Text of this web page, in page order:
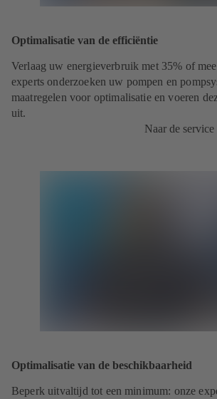
Optimalisatie van de efficiëntie
Verlaag uw energieverbruik met 35% of
experts onderzoeken uw pompen en
maatregelen voor optimalisatie en voeren
uit.
Naar de service
Optimalisatie van de beschikbaarheid
Beperk uitvaltijd tot een minimum: onze